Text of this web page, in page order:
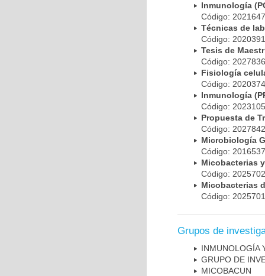
Inmunología
Código:
Técnicas de
Código:
Tesis de
Código:
Fisiología
Código:
Inmunología
Código:
Propuesta de
Código:
Microbiología
Código:
Micobacterias
Código:
Micobacterias
Código:
Grupos de
INMUNOLOGÍA
GRUPO DE
MICOBAC­UN